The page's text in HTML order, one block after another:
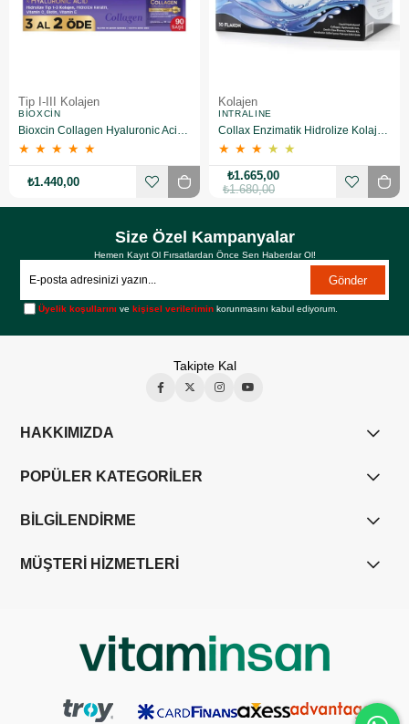
Tip I-III Kolajen
BIOXCIN
Bioxcin Collagen Hyaluronic Acid Hidrolize Tip 1-3 Kolajen 90 Saşe
★ ★ ★ ★ ★
₺1.440,00
Kolajen
INTRALINE
Collax Enzimatik Hidrolize Kolajen 30 Flakon
★ ★ ★ ★ ★
₺1.665,00
₺1.680,00
Size Özel Kampanyalar
Hemen Kayıt Ol Fırsatlardan Önce Sen Haberdar Ol!
Gönder
Üyelik koşullarını vekişisel verilerimin korunmasını kabul ediyorum.
Takipte Kal
HAKKIMIZDA
POPÜLER KATEGORİLER
BİLGİLENDİRME
MÜŞTERİ HİZMETLERİ